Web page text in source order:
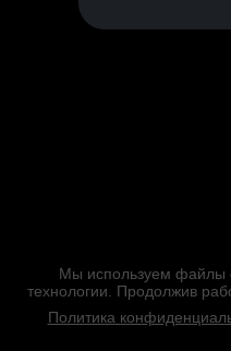
Мы используем файлы
технологии. Продолжив
Политика